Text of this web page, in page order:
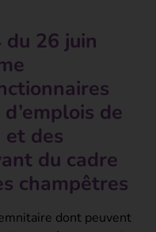
26 juin
de
et des
du cadre
champêtres
dont peuvent